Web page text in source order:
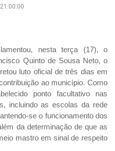
nesta terça (17), o
Quinto de Sousa Neto, o
luto oficial de três dias em
ao município. Como
ponto facultativo nas
incluindo as escolas da rede
se o funcionamento dos
da determinação de que as
mastro em sinal de respeito